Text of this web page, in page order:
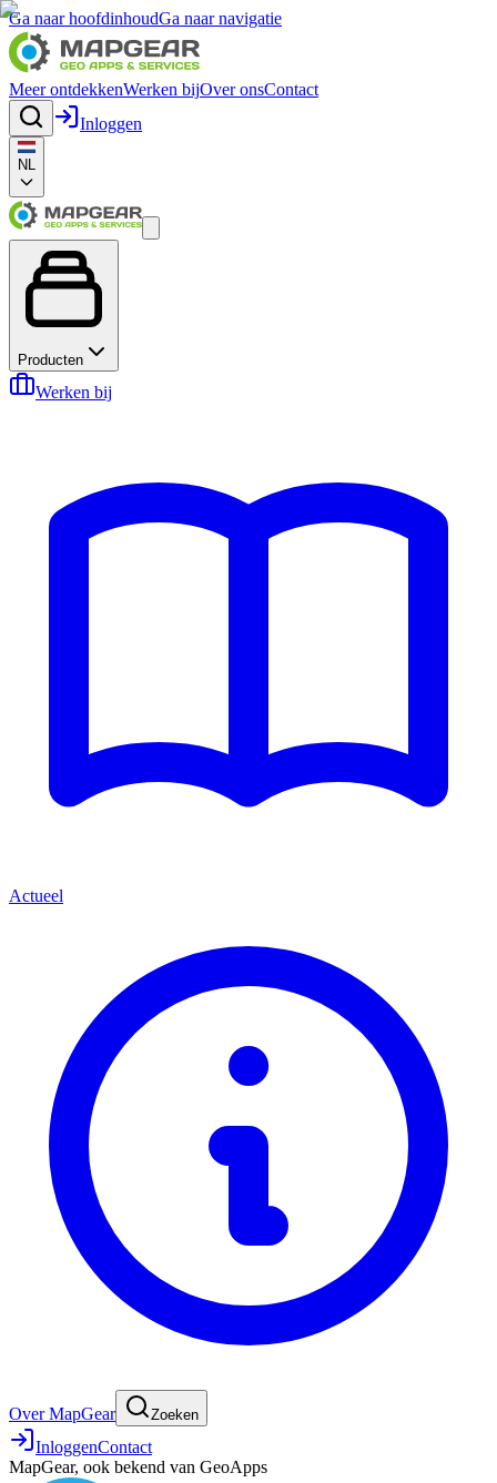
Ga naar hoofdinhoudGa naar navigatie
Meer ontdekkenWerken bijOver onsContact
Inloggen
NL
Producten
Werken bij
Actueel
Over MapGear Zoeken
InloggenContact
MapGear, ook bekend van GeoApps